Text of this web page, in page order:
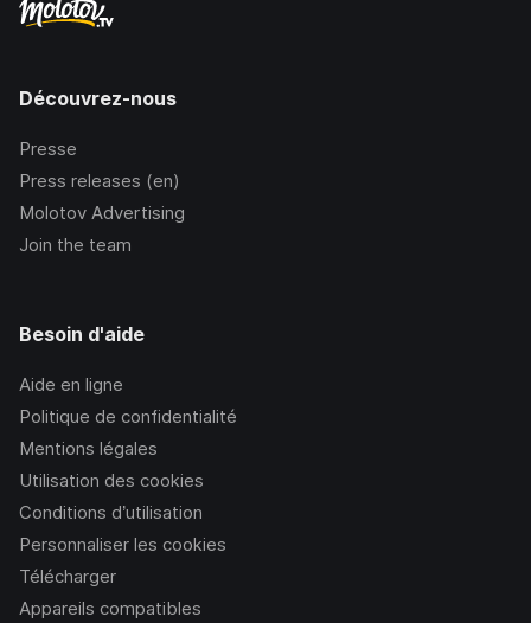
Découvrez-nous
Presse
Press releases (en)
Molotov Advertising
Join the team
Besoin d'aide
Aide en ligne
Politique de confidentialité
Mentions légales
Utilisation des cookies
Conditions d’utilisation
Personnaliser les cookies
Télécharger
Appareils compatibles